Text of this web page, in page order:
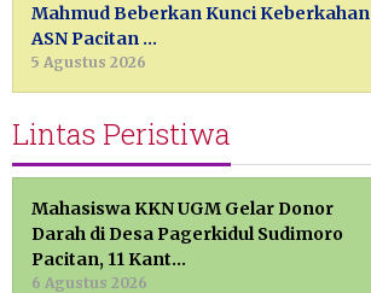
Mahmud Beberkan Kunci Keberkahan
ASN Pacitan …
5 Agustus 2026
Lintas Peristiwa
Mahasiswa KKN UGM Gelar Donor
Darah di Desa Pagerkidul Sudimoro
Pacitan, 11 Kant…
6 Agustus 2026